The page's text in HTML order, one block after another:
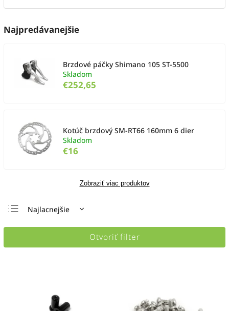
Najpredávanejšie
Brzdové páčky Shimano 105 ST-5500
Skladom
€252,65
Kotúč brzdový SM-RT66 160mm 6 dier
Skladom
€16
Zobraziť viac produktov
Najlacnejšie
Najdrahšie
Otvoriť filter